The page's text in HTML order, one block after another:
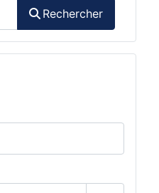
Rechercher